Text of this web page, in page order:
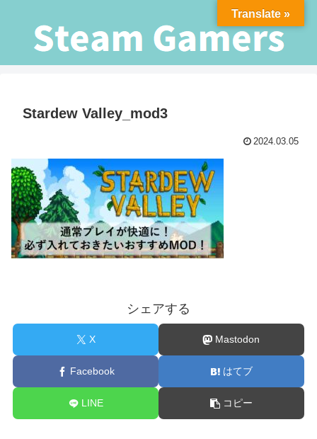
Stardew Valley_mod3
2024.03.05
シェアする
X Mastodon
Facebook はてブ
LINE コピー
Translate »